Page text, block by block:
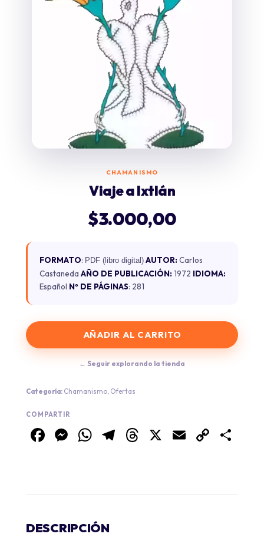
CHAMANISMO
Viaje a Ixtlán
$3.000,00
FORMATO: PDF (libro digital) AUTOR: Carlos
Castaneda AÑO DE PUBLICACIÓN: 1972 IDIOMA:
Español Nº DE PÁGINAS: 281
AÑADIR AL CARRITO
← Seguir explorando la tienda
Categoría: Chamanismo, Ofertas
COMPARTIR
Facebook
Messenger
WhatsApp
Telegram
Threads
X EmailCopy
DESCRIPCIÓN